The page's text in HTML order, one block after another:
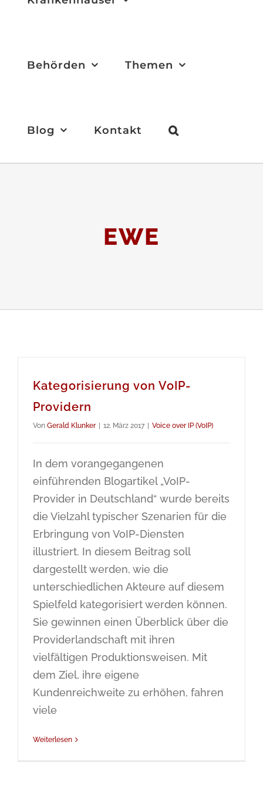
Behörden Themen
Blog Kontakt
EWE
Kategorisierung von VoIP-
Providern
Von Gerald Klunker 12. März 2017 Voice over IP (VoIP)
In dem vorangegangenen
einführenden Blogartikel „VoIP-
Provider in Deutschland“ wurde bereits
die Vielzahl typischer Szenarien für die
Erbringung von VoIP-Diensten
illustriert. In diesem Beitrag soll
dargestellt werden, wie die
unterschiedlichen Akteure auf diesem
Spielfeld kategorisiert werden können.
Sie gewinnen einen Überblick über die
Providerlandschaft mit ihren
vielfältigen Produktionsweisen. Mit
dem Ziel, ihre eigene
Kundenreichweite zu erhöhen, fahren
viele
Weiterlesen